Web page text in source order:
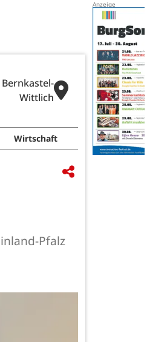
Bernkastel-
Wittlich
Wirtschaft
Pfalz